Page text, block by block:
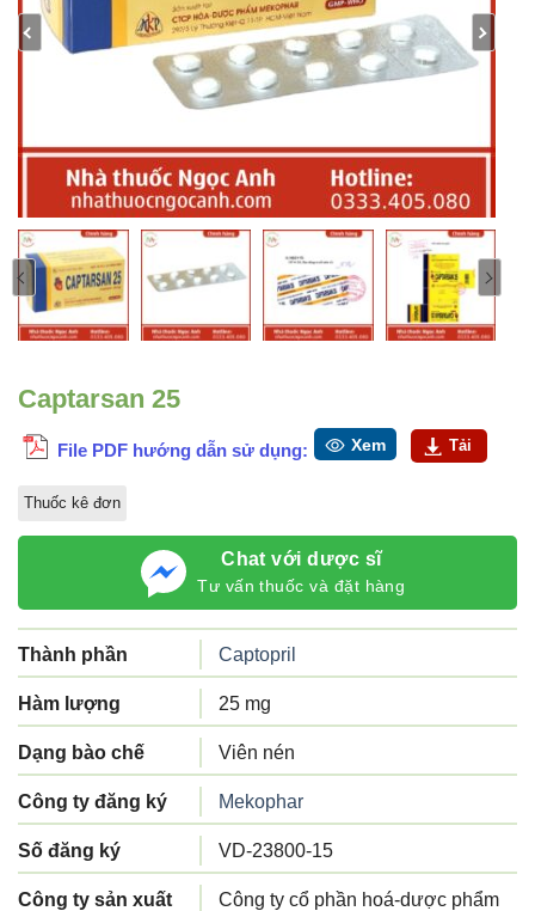
Chat với dược sĩ
Tư vấn thuốc và đặt hàng
Captarsan 25
File PDF hướng dẫn sử dụng: Xem Tải
Thuốc kê đơn
Thành phần Captopril
Hàm lượng 25 mg
Dạng bào chế Viên nén
Công ty đăng ký Mekophar
Số đăng ký VD-23800-15
Công ty sản xuất
Công ty cổ phần hoá-dược phẩm